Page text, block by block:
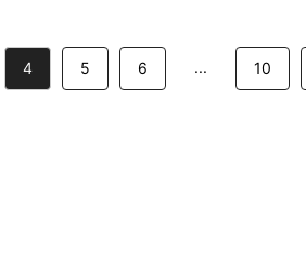
4 5 6 ... 10